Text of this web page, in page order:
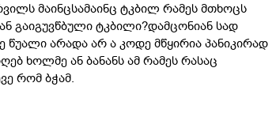
მაინცსამაინც ტკბილ რამეს მთხოცს
გაიგუვწბული ტკბილი?დამცონიან სად
არადა არ ა კოდე მწყირია პანიკირად
ხოლმე ან ბანანს ამ რამეს რასაც
რომ ბჭამ.